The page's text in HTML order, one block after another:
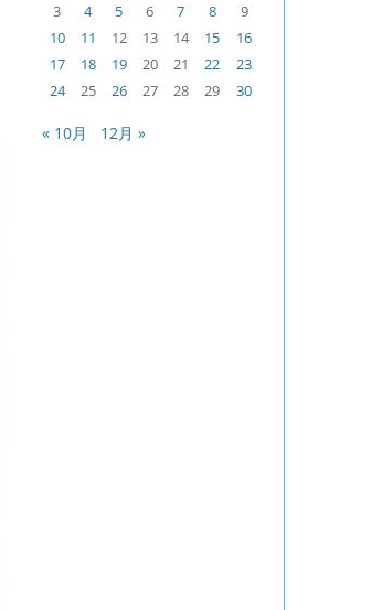
3
4 5 6 7 8
9
10
11 12 13 14 15
16
17
18 19 20 21 22
23
24
25 26 27 28 29 30
« 10月 12月 »